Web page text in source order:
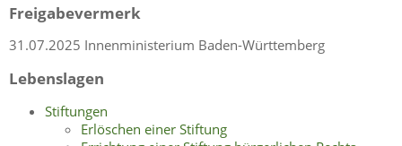
Freigabevermerk
31.07.2025 Innenministerium Baden-Württemberg
Lebenslagen
Stiftungen
Erlöschen einer Stiftung